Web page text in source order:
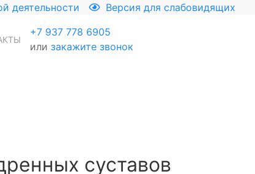
деятельности Версия для слабовидящих
+7 937 778 6905
или закажите звонок
суставов